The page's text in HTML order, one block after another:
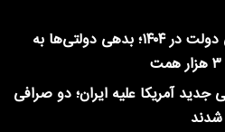
رکوردزنی بدهی دولت در ۱۴۰۴؛ بدهی دولتی‌ها به
آمریکا علیه ایران؛ دو صرافی
شدند